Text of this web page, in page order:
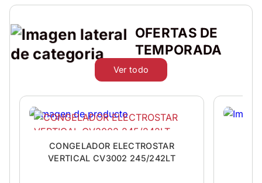
OFERTAS DE
TEMPORADA
Ver todo
CONGELADOR ELECTROSTAR
VERTICAL CV3002 245/242LT